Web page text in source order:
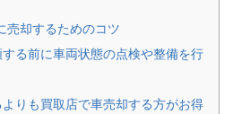
却するためのコツ
る前に車両状態の点検や整備を行
りも買取店で車売却する方がお得